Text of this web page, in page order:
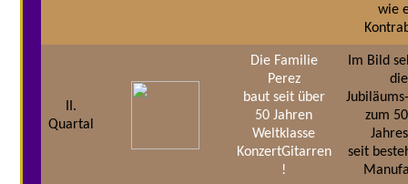
wie
II.
Quartal
Die Familie
Perez
baut seit über
50 Jahren
Weltklasse
KonzertGitarren
!
Im Bild
die
zum
seit